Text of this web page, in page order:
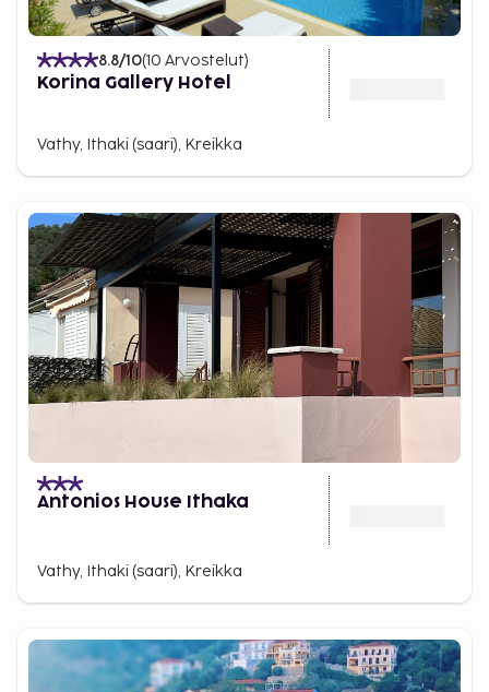
8.8/10(10 Arvostelut)
Korina Gallery Hotel
Vathy, Ithaki (saari), Kreikka
Antonios House Ithaka
Vathy, Ithaki (saari), Kreikka